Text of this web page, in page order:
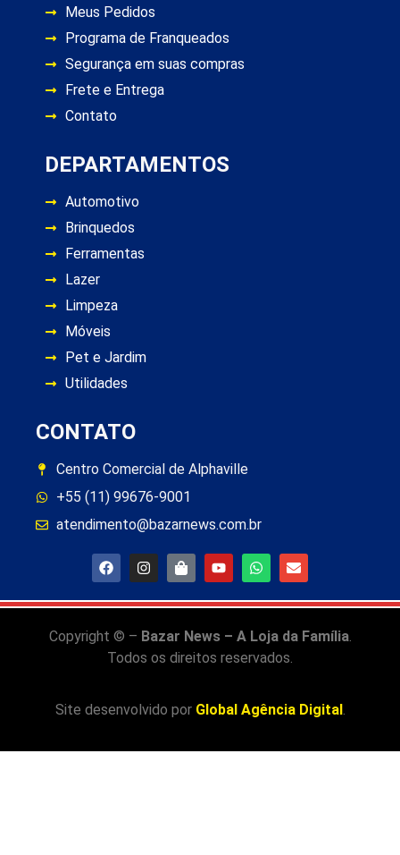
Meus Pedidos
Programa de Franqueados
Segurança em suas compras
Frete e Entrega
Contato
DEPARTAMENTOS
Automotivo
Brinquedos
Ferramentas
Lazer
Limpeza
Móveis
Pet e Jardim
Utilidades
CONTATO
Centro Comercial de Alphaville
+55 (11) 99676-9001
atendimento@bazarnews.com.br
Copyright © – Bazar News – A Loja da Família.
Todos os direitos reservados.
Site desenvolvido por Global Agência Digital.